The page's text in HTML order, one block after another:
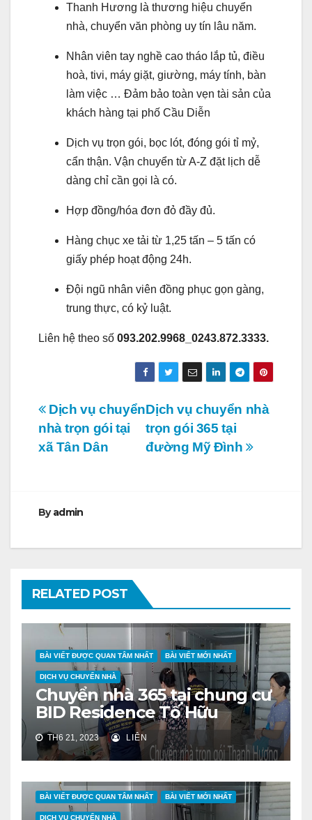
Thanh Hương là thương hiệu chuyển
nhà, chuyển văn phòng uy tín lâu năm.
Nhân viên tay nghề cao tháo lắp tủ, điều
hoà, tivi, máy giặt, giường, máy tính, bàn
làm việc … Đảm bảo toàn vẹn tài sản của
khách hàng tại phố Cầu Diễn
Dịch vụ trọn gói, bọc lót, đóng gói tỉ mỷ,
cẩn thận. Vận chuyển từ A-Z đặt lịch dễ
dàng chỉ cần gọi là có.
Hợp đồng/hóa đơn đỏ đầy đủ.
Hàng chục xe tải từ 1,25 tấn – 5 tấn có
giấy phép hoạt động 24h.
Đội ngũ nhân viên đồng phục gọn gàng,
trung thực, có kỷ luật.
Liên hệ theo số 093.202.9968_0243.872.3333.
Điều
hướng
viết
Dịch vụ chuyển nhà
trọn gói 365 tại
đường Mỹ Đình
Dịch vụ chuyển
nhà trọn gói tại
xã Tân Dân
Byadmin
RELATED POST
BÀI VIẾT ĐƯỢC QUAN TÂM NHẤT BÀI VIẾT MỚI NHẤT
DỊCH VỤ CHUYỂN NHÀ
Chuyển nhà 365 tại chung cư
BID Residence Tố Hữu
TH6 21, 2023 LIÊN
BÀI VIẾT ĐƯỢC QUAN TÂM NHẤT BÀI VIẾT MỚI NHẤT
DỊCH VỤ CHUYỂN NHÀ